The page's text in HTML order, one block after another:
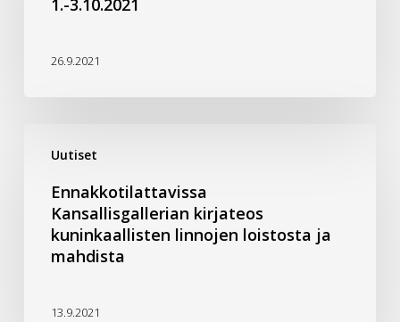
1.-3.10.2021
26.9.2021
Uutiset
Kansallisgallerian
kirjateos
kuninkaallisten
linnojen
loistosta
Ennakkotilattavissa
Kansallisgallerian kirjateos
kuninkaallisten linnojen loistosta ja
mahdista
13.9.2021